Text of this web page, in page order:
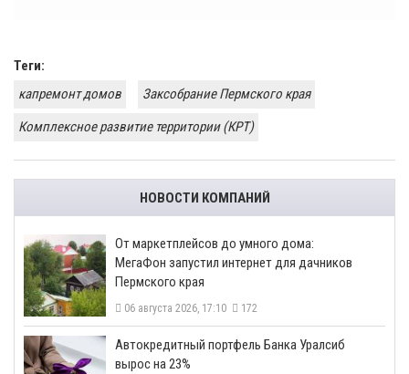
Теги:
капремонт домов
Заксобрание Пермского края
Комплексное развитие территории (КРТ)
НОВОСТИ КОМПАНИЙ
От маркетплейсов до умного дома:
МегаФон запустил интернет для дачников
Пермского края
06 августа 2026, 17:10 172
​Автокредитный портфель Банка Уралсиб
вырос на 23%